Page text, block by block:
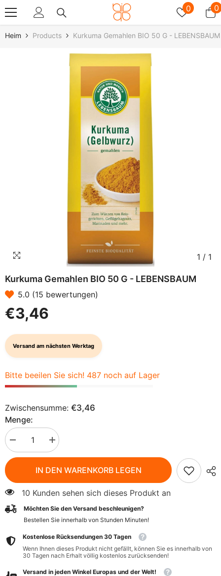
0 00
Heim Products Kurkuma Gemahlen BIO 50 G - LEBENSBAUM
1 / 1
Kurkuma Gemahlen BIO 50 G - LEBENSBAUM
5.0 (15 bewertungen)
€3,46
Versand am nächsten Werktag
Bitte beeilen Sie sich! 487 noch auf Lager
Zwischensumme: €3,46
Menge:
verringern
für
Kurkuma
gemahlen
BIO
50
g
-
LEBENSBAUM
Menge
erhöhen
für
Kurkuma
gemahlen
g
LEBENSBAUM
IN DEN WARENKORB LEGEN
10 Kunden sehen sich dieses Produkt an
Möchten Sie den Versand beschleunigen?
Bestellen Sie innerhalb von Stunden Minuten!
Kostenlose Rücksendungen 30 Tagen
Wenn Ihnen dieses Produkt nicht gefällt, können Sie es innerhalb von
30 Tagen nach Erhalt völlig kostenlos zurücksenden!
Versand in jeden Winkel Europas und der Welt!